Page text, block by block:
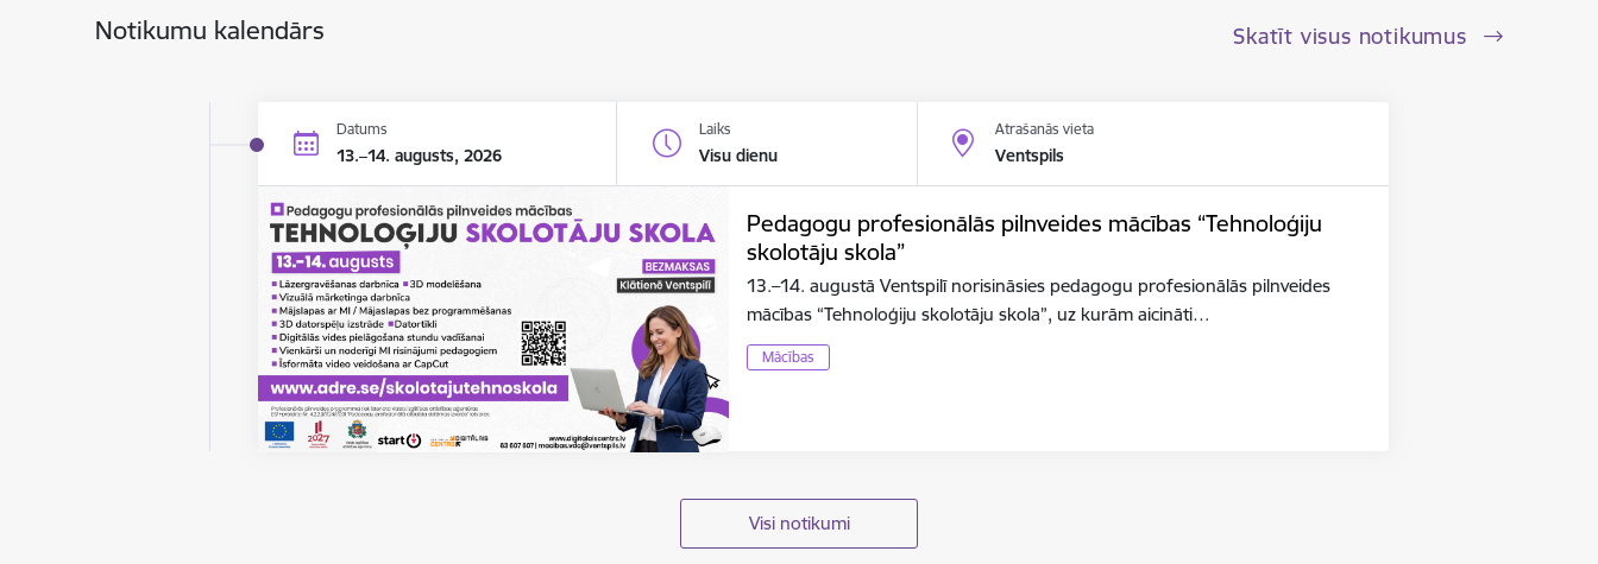
Notikumu kalendārs Skatīt visus notikumus
Datums
13.–14. augusts, 2026
Laiks
Visu dienu
Atrašanās vieta
Ventspils
Pedagogu profesionālās pilnveides mācības “Tehnoloģiju
skolotāju skola”
13.–14. augustā Ventspilī norisināsies pedagogu profesionālās pilnveides
mācības “Tehnoloģiju skolotāju skola”, uz kurām aicināti…
Mācības
Visi notikumi